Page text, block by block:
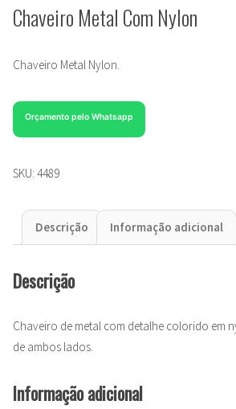
Chaveiro Metal Com Nylon
Chaveiro Metal Nylon.
Orçamento pelo Whatsapp
SKU: 4489
Descrição Informação adicional
Descrição
Chaveiro de metal com detalhe colorido em
de ambos lados.
Informação adicional